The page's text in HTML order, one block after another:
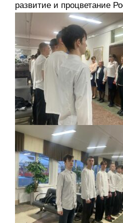
развитие и процветание